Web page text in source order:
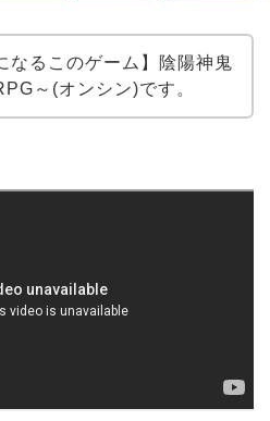
なるこのゲーム】陰陽神鬼
～(オンシン)です。